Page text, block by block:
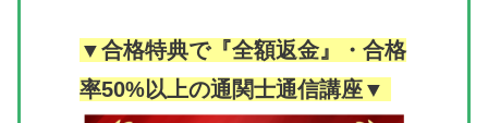
▼合格特典で『全額返金』・合格
率50%以上の通関士通信講座▼